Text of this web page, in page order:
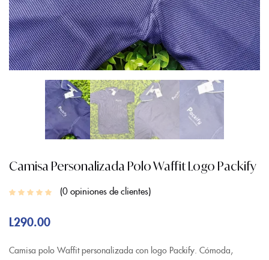
Camisa Personalizada Polo Waffit Logo Packify
0opiniones de clientes
L290.00
Camisa polo Waffit personalizada con logo Packify. Cómoda,